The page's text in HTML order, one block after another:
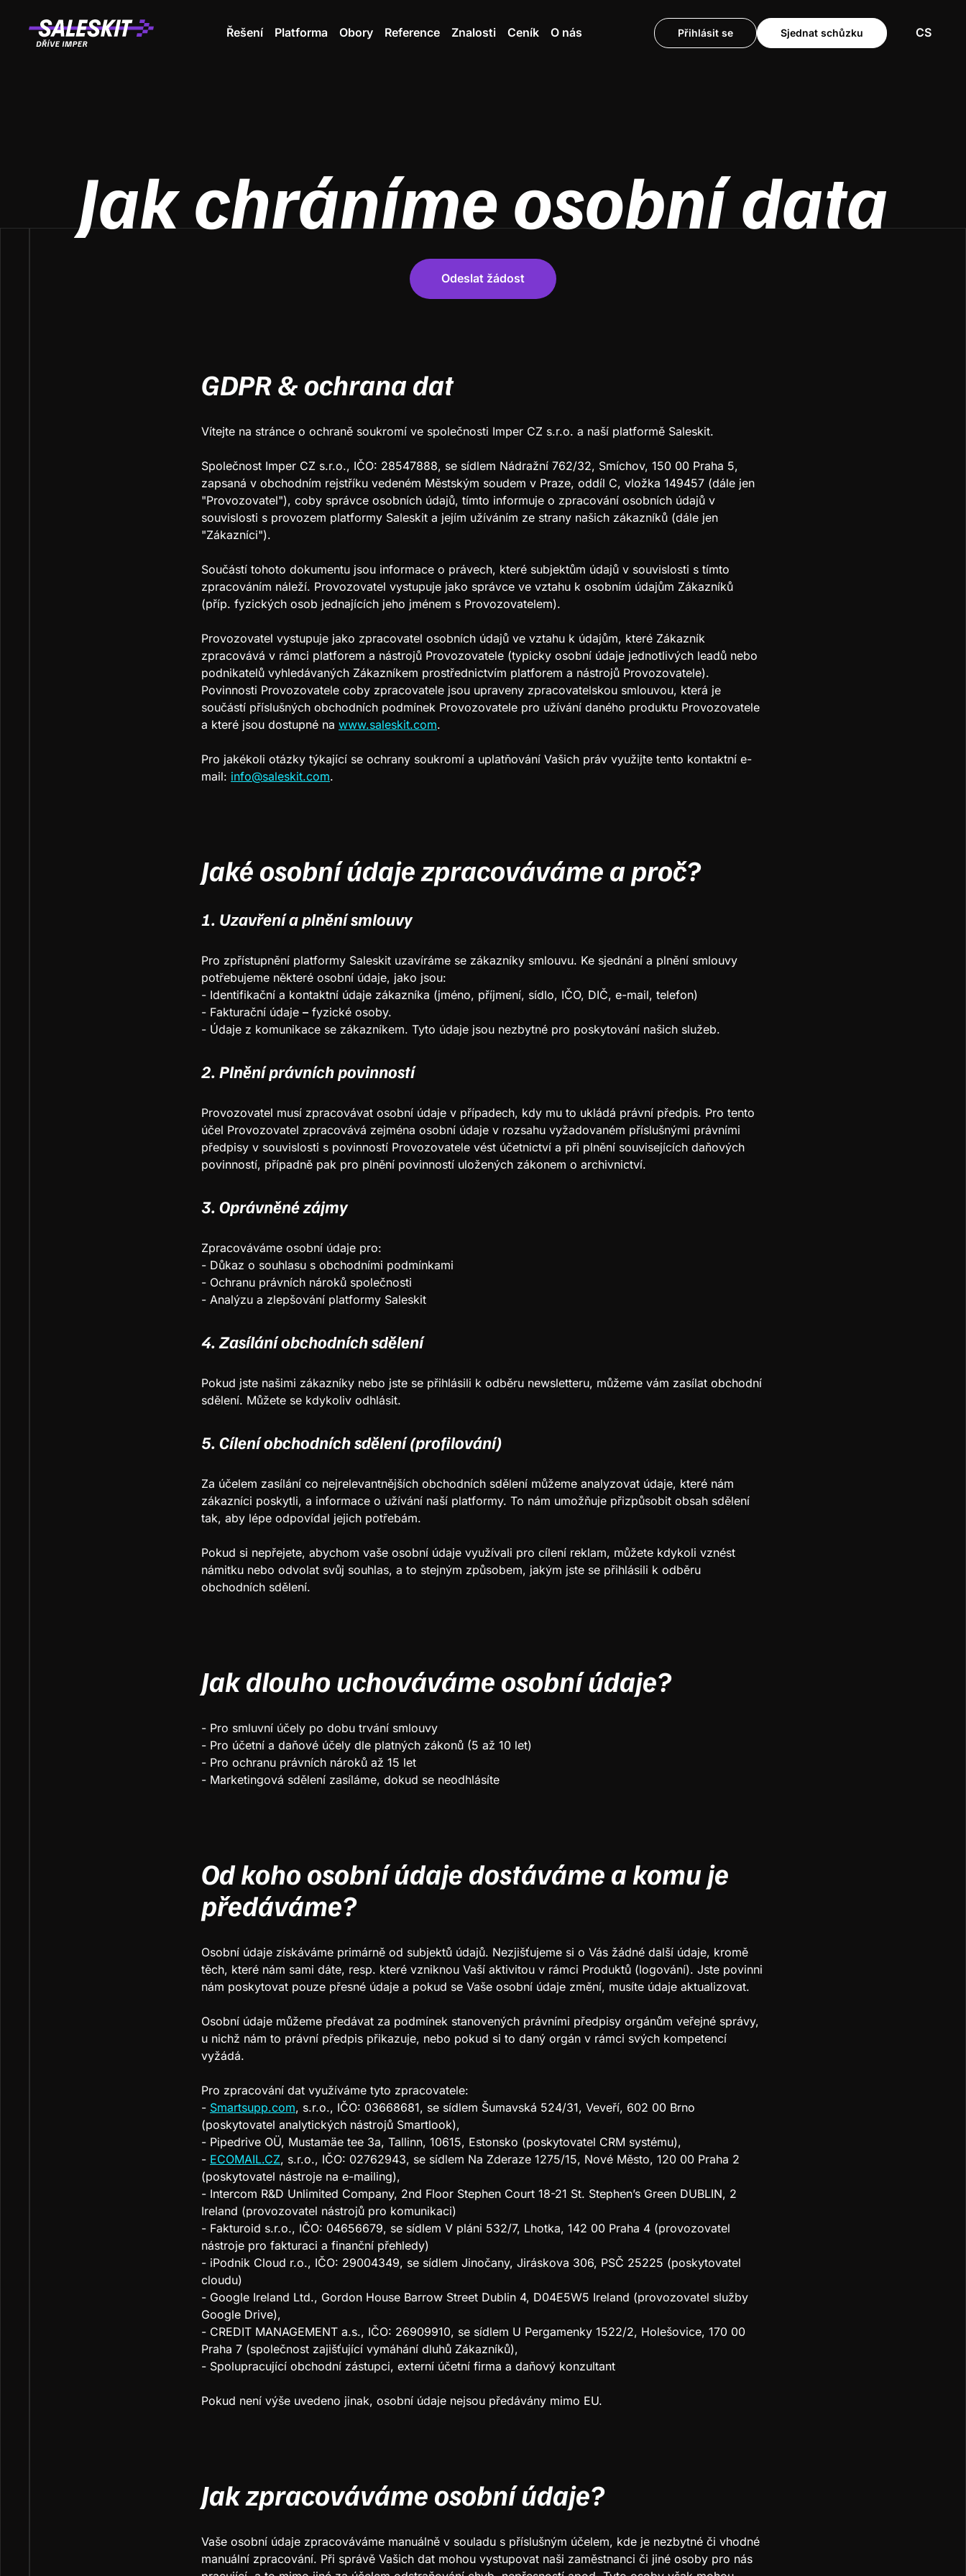
Řešení Platforma Obory Reference Znalosti Ceník O nás Přihlásit se Sjednat schůzku CS
Jak chráníme osobní data
Odeslat žádost
GDPR & ochrana dat
Vítejte na stránce o ochraně soukromí ve společnosti Imper CZ s.r.o. a naší platformě Saleskit.
Společnost Imper CZ s.r.o., IČO: 28547888, se sídlem Nádražní 762/32, Smíchov, 150 00 Praha 5,
zapsaná v obchodním rejstříku vedeném Městským soudem v Praze, oddíl C, vložka 149457 (dále jen
"Provozovatel"), coby správce osobních údajů, tímto informuje o zpracování osobních údajů v
souvislosti s provozem platformy Saleskit a jejím užíváním ze strany našich zákazníků (dále jen
"Zákazníci").
Součástí tohoto dokumentu jsou informace o právech, které subjektům údajů v souvislosti s tímto
zpracováním náleží. Provozovatel vystupuje jako správce ve vztahu k osobním údajům Zákazníků
(příp. fyzických osob jednajících jeho jménem s Provozovatelem).
Provozovatel vystupuje jako zpracovatel osobních údajů ve vztahu k údajům, které Zákazník
zpracovává v rámci platforem a nástrojů Provozovatele (typicky osobní údaje jednotlivých leadů nebo
podnikatelů vyhledávaných Zákazníkem prostřednictvím platforem a nástrojů Provozovatele).
Povinnosti Provozovatele coby zpracovatele jsou upraveny zpracovatelskou smlouvou, která je
součástí příslušných obchodních podmínek Provozovatele pro užívání daného produktu Provozovatele
a které jsou dostupné na www.saleskit.com.
Pro jakékoli otázky týkající se ochrany soukromí a uplatňování Vašich práv využijte tento kontaktní e-
mail: info@saleskit.com.
Jaké osobní údaje zpracováváme a proč?
1. Uzavření a plnění smlouvy
Pro zpřístupnění platformy Saleskit uzavíráme se zákazníky smlouvu. Ke sjednání a plnění smlouvy
potřebujeme některé osobní údaje, jako jsou:
- Identifikační a kontaktní údaje zákazníka (jméno, příjmení, sídlo, IČO, DIČ, e-mail, telefon)
- Fakturační údaje – fyzické osoby.
- Údaje z komunikace se zákazníkem. Tyto údaje jsou nezbytné pro poskytování našich služeb.
2. Plnění právních povinností
Provozovatel musí zpracovávat osobní údaje v případech, kdy mu to ukládá právní předpis. Pro tento
účel Provozovatel zpracovává zejména osobní údaje v rozsahu vyžadovaném příslušnými právními
předpisy v souvislosti s povinností Provozovatele vést účetnictví a při plnění souvisejících daňových
povinností, případně pak pro plnění povinností uložených zákonem o archivnictví.
3. Oprávněné zájmy
Zpracováváme osobní údaje pro:
- Důkaz o souhlasu s obchodními podmínkami
- Ochranu právních nároků společnosti
- Analýzu a zlepšování platformy Saleskit
4. Zasílání obchodních sdělení
Pokud jste našimi zákazníky nebo jste se přihlásili k odběru newsletteru, můžeme vám zasílat obchodní
sdělení. Můžete se kdykoliv odhlásit.
5. Cílení obchodních sdělení (profilování)
Za účelem zasílání co nejrelevantnějších obchodních sdělení můžeme analyzovat údaje, které nám
zákazníci poskytli, a informace o užívání naší platformy. To nám umožňuje přizpůsobit obsah sdělení
tak, aby lépe odpovídal jejich potřebám.
Pokud si nepřejete, abychom vaše osobní údaje využívali pro cílení reklam, můžete kdykoli vznést
námitku nebo odvolat svůj souhlas, a to stejným způsobem, jakým jste se přihlásili k odběru
obchodních sdělení.
Jak dlouho uchováváme osobní údaje?
- Pro smluvní účely po dobu trvání smlouvy
- Pro účetní a daňové účely dle platných zákonů (5 až 10 let)
- Pro ochranu právních nároků až 15 let
- Marketingová sdělení zasíláme, dokud se neodhlásíte
Od koho osobní údaje dostáváme a komu je
předáváme?
Osobní údaje získáváme primárně od subjektů údajů. Nezjišťujeme si o Vás žádné další údaje, kromě
těch, které nám sami dáte, resp. které vzniknou Vaší aktivitou v rámci Produktů (logování). Jste povinni
nám poskytovat pouze přesné údaje a pokud se Vaše osobní údaje změní, musíte údaje aktualizovat.
Osobní údaje můžeme předávat za podmínek stanovených právními předpisy orgánům veřejné správy,
u nichž nám to právní předpis přikazuje, nebo pokud si to daný orgán v rámci svých kompetencí
vyžádá.
Pro zpracování dat využíváme tyto zpracovatele:
- Smartsupp.com, s.r.o., IČO: 03668681, se sídlem Šumavská 524/31, Veveří, 602 00 Brno
(poskytovatel analytických nástrojů Smartlook),
- Pipedrive OÜ, Mustamäe tee 3a, Tallinn, 10615, Estonsko (poskytovatel CRM systému),
- ECOMAIL.CZ, s.r.o., IČO: 02762943, se sídlem Na Zderaze 1275/15, Nové Město, 120 00 Praha 2
(poskytovatel nástroje na e-mailing),
- Intercom R&D Unlimited Company, 2nd Floor Stephen Court 18-21 St. Stephen’s Green DUBLIN, 2
Ireland (provozovatel nástrojů pro komunikaci)
- Fakturoid s.r.o., IČO: 04656679, se sídlem V pláni 532/7, Lhotka, 142 00 Praha 4 (provozovatel
nástroje pro fakturaci a finanční přehledy)
- iPodnik Cloud r.o., IČO: 29004349, se sídlem Jinočany, Jiráskova 306, PSČ 25225 (poskytovatel
cloudu)
- Google Ireland Ltd., Gordon House Barrow Street Dublin 4, D04E5W5 Ireland (provozovatel služby
Google Drive),
- CREDIT MANAGEMENT a.s., IČO: 26909910, se sídlem U Pergamenky 1522/2, Holešovice, 170 00
Praha 7 (společnost zajišťující vymáhání dluhů Zákazníků),
- Spolupracující obchodní zástupci, externí účetní firma a daňový konzultant
Pokud není výše uvedeno jinak, osobní údaje nejsou předávány mimo EU.
Jak zpracováváme osobní údaje?
Vaše osobní údaje zpracováváme manuálně v souladu s příslušným účelem, kde je nezbytné či vhodné
manuální zpracování. Při správě Vašich dat mohou vystupovat naši zaměstnanci či jiné osoby pro nás